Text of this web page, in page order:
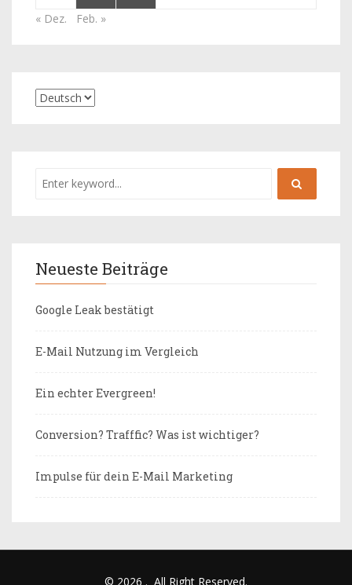
« Dez.
Feb. »
Neueste Beiträge
Google Leak bestätigt
E-Mail Nutzung im Vergleich
Ein echter Evergreen!
Conversion? Trafffic? Was ist wichtiger?
Impulse für dein E-Mail Marketing
© 2026 . All Right Reserved.